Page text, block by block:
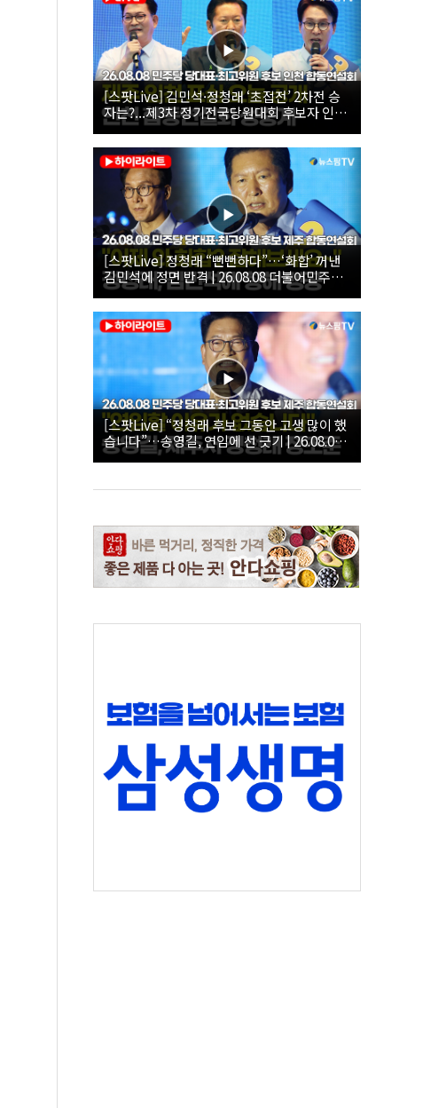
[스팟Live] 김민석·정청래 ‘초접전’ 2차전 승
자는?...제3차 정기전국당원대회 후보자 인천
합동연설회 생중계 | 26.08.08
[스팟Live] 정청래 “뻔뻔하다”…‘화합’ 꺼낸
김민석에 정면 반격 | 26.08.08 더불어민주당
당대표·최고위원 후보 제주 합동연설회
[스팟Live] “정청래 후보 그동안 고생 많이 했
습니다”…송영길, 연임에 선 긋기 | 26.08.08
더불어민주당 당대표·최고위원 후보 제주 합